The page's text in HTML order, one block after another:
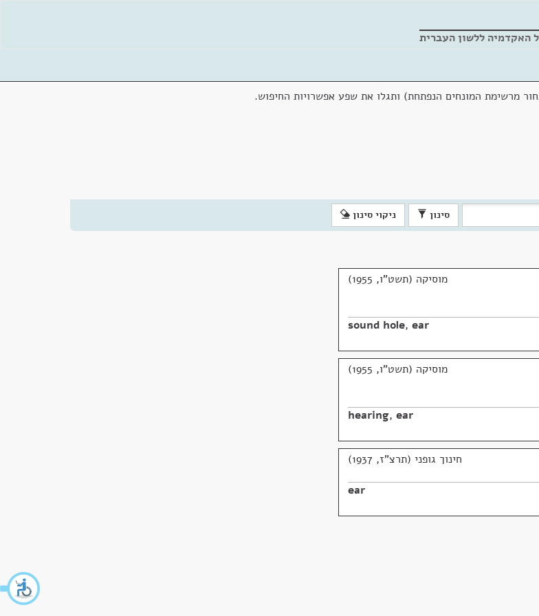
האקדמיה ללשון העברית
מרשימת המונחים הנפתחת) ותגלו את שפע אפשרויות החיפוש.
סינון ניקוי סינון
מוסיקה (תשט"ו, 1955)
sound hole, ear
מוסיקה (תשט"ו, 1955)
hearing, ear
חינוך גופני (תרצ"ז, 1937)
ear